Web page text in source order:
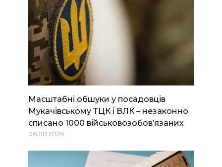
Масштабні обшуки у посадовців
Мукачівському ТЦК і ВЛК – незаконно
списано 1000 військовозобов’язаних
06.08.2026